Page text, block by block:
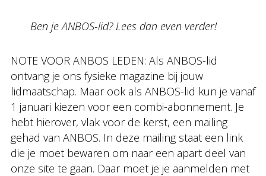
Ben je ANBOS-lid? Lees dan even verder!
NOTE VOOR ANBOS LEDEN: Als ANBOS-lid
ontvang je ons fysieke magazine bij jouw
lidmaatschap. Maar ook als ANBOS-lid kun je vanaf
1 januari kiezen voor een combi-abonnement. Je
hebt hierover, vlak voor de kerst, een mailing
gehad van ANBOS. In deze mailing staat een link
die je moet bewaren om naar een apart deel van
onze site te gaan. Daar moet je je aanmelden met